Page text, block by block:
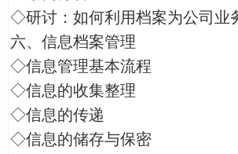
◇研讨：如何利用档案为公司业
六、信息档案管理
◇信息管理基本流程
◇信息的收集整理
◇信息的传递
◇信息的储存与保密